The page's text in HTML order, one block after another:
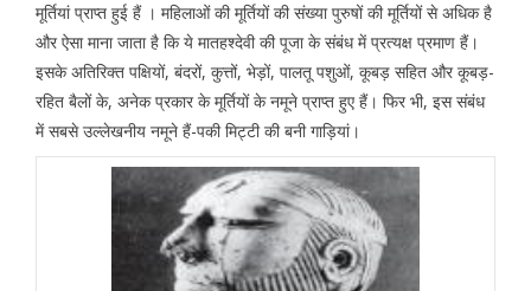
मूर्तियां प्राप्त हुई हैं । महिलाओं की मूर्तियों की संख्या पुरुषों की मूर्तियों से अधिक है
और ऐसा माना जाता है कि ये मातहश्देवी की पूजा के संबंध में प्रत्यक्ष प्रमाण हैं।
इसके अतिरिक्त पक्षियों, बंदरों, कुत्तों, भेड़ों, पालतू पशुओं, कूबड़ सहित और कूबड़-
रहित बैलों के, अनेक प्रकार के मूर्तियों के नमूने प्राप्त हुए हैं। फिर भी, इस संबंध
में सबसे उल्लेखनीय नमूने हैं-पकी मिट्टी की बनी गाड़ियां।